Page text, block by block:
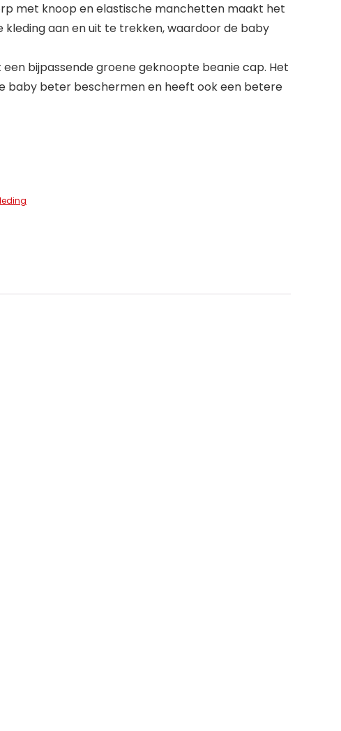
met knoop en elastische manchetten maakt het
kleding aan en uit te trekken, waardoor de baby
bijpassende groene geknoopte beanie cap. Het
baby beter beschermen en heeft ook een betere